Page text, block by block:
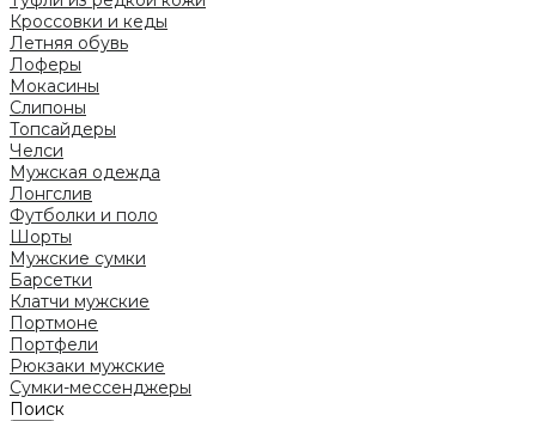
Кроссовки и кеды
Летняя обувь
Лоферы
Мокасины
Слипоны
Топсайдеры
Челси
Мужская одежда
Лонгслив
Футболки и поло
Шорты
Мужские сумки
Барсетки
Клатчи мужские
Портмоне
Портфели
Рюкзаки мужские
Сумки-мессенджеры
Поиск